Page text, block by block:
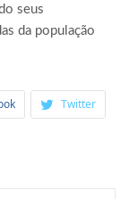
seus
da população
Twitter